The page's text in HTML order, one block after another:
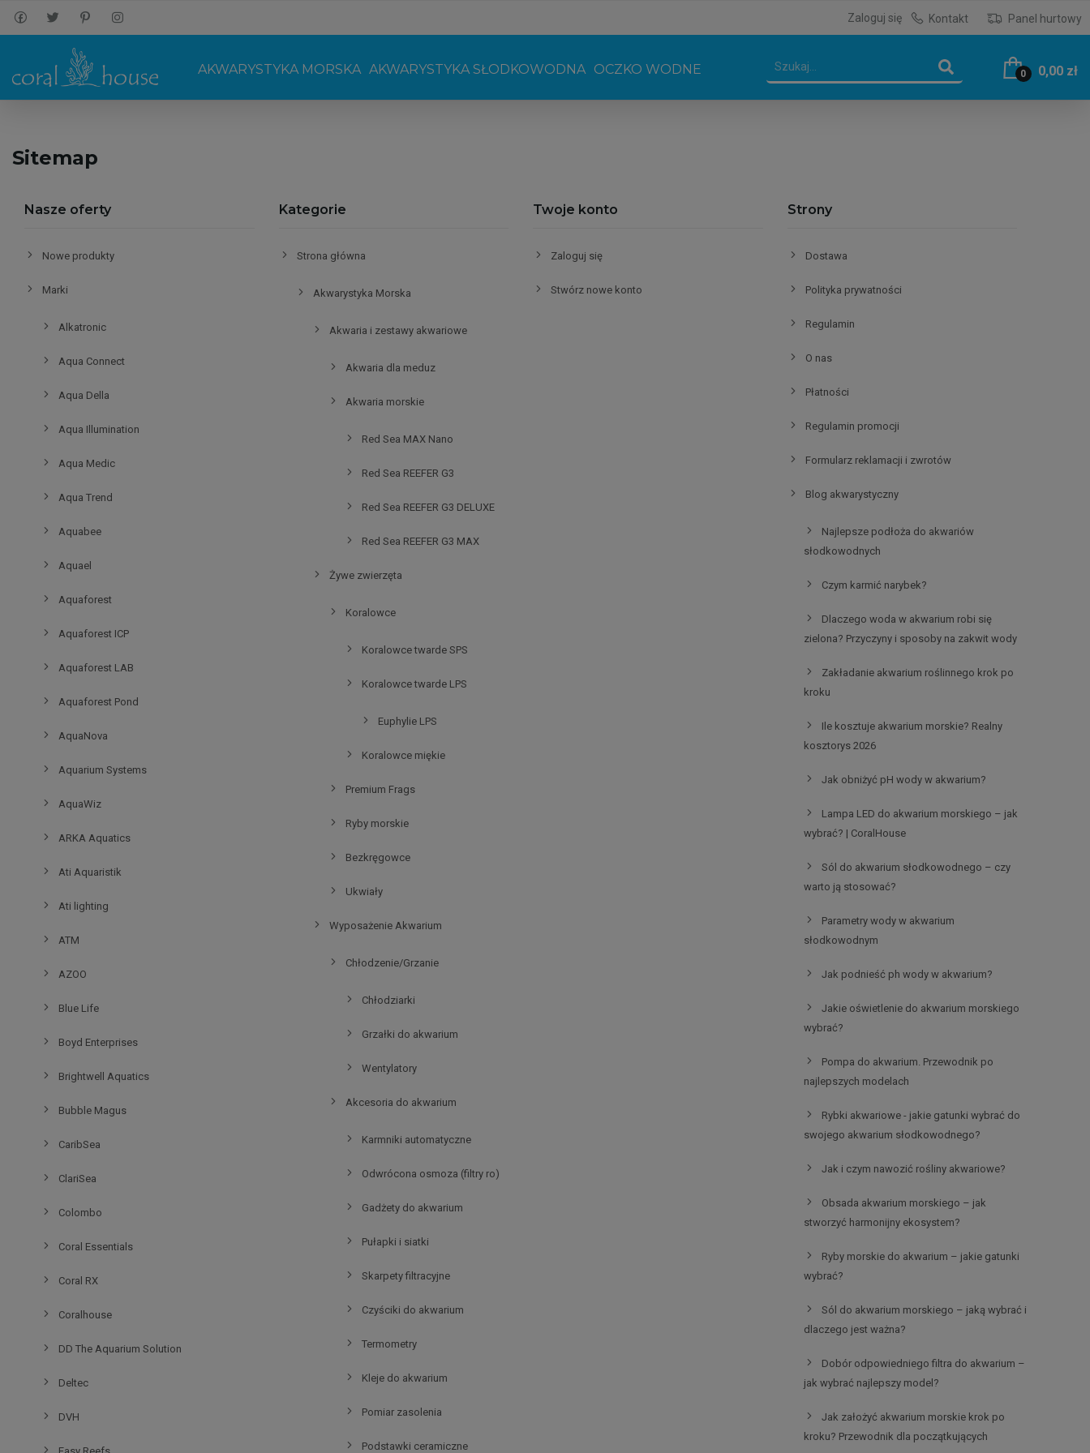
Zaloguj się Kontakt Panel hurtowy
AKWARYSTYKA MORSKA AKWARYSTYKA SŁODKOWODNA OCZKO WODNE 0 0,00 zł
Sitemap
Nasze oferty
Nowe produkty
Marki
Alkatronic
Aqua Connect
Aqua Della
Aqua Illumination
Aqua Medic
Aqua Trend
Aquabee
Aquael
Aquaforest
Aquaforest ICP
Aquaforest LAB
Aquaforest Pond
AquaNova
Aquarium Systems
AquaWiz
ARKA Aquatics
Ati Aquaristik
Ati lighting
ATM
AZOO
Blue Life
Boyd Enterprises
Brightwell Aquatics
Bubble Magus
CaribSea
ClariSea
Colombo
Coral Essentials
Coral RX
Coralhouse
DD The Aquarium Solution
Deltec
DVH
Kategorie
Strona główna
Akwarystyka Morska
Akwaria i zestawy akwariowe
Akwaria dla meduz
Akwaria morskie
Red Sea MAX Nano
Red Sea REEFER G3
Red Sea REEFER G3 DELUXE
Red Sea REEFER G3 MAX
Żywe zwierzęta
Koralowce
Koralowce twarde SPS
Koralowce twarde LPS
Euphylie LPS
Koralowce miękie
Premium Frags
Ryby morskie
Bezkręgowce
Ukwiały
Wyposażenie Akwarium
Chłodzenie/Grzanie
Chłodziarki
Grzałki do akwarium
Wentylatory
Akcesoria do akwarium
Karmniki automatyczne
Odwrócona osmoza (filtry ro)
Gadżety do akwarium
Pułapki i siatki
Skarpety filtracyjne
Czyściki do akwarium
Termometry
Kleje do akwarium
Pomiar zasolenia
Podstawki ceramiczne
Twoje konto
Zaloguj się
Stwórz nowe konto
Strony
Dostawa
Polityka prywatności
Regulamin
O nas
Płatności
Regulamin promocji
Formularz reklamacji i zwrotów
Blog akwarystyczny
Najlepsze podłoża do akwariów
słodkowodnych
Czym karmić narybek?
Dlaczego woda w akwarium robi się
zielona? Przyczyny i sposoby na zakwit wody
Zakładanie akwarium roślinnego krok po
kroku
Ile kosztuje akwarium morskie? Realny
kosztorys 2026
Jak obniżyć pH wody w akwarium?
Lampa LED do akwarium morskiego – jak
wybrać? | CoralHouse
Sól do akwarium słodkowodnego – czy
warto ją stosować?
Parametry wody w akwarium
słodkowodnym
Jak podnieść ph wody w akwarium?
Jakie oświetlenie do akwarium morskiego
wybrać?
Pompa do akwarium. Przewodnik po
najlepszych modelach
Rybki akwariowe - jakie gatunki wybrać do
swojego akwarium słodkowodnego?
Jak i czym nawozić rośliny akwariowe?
Obsada akwarium morskiego – jak
stworzyć harmonijny ekosystem?
Ryby morskie do akwarium – jakie gatunki
wybrać?
Sól do akwarium morskiego – jaką wybrać i
dlaczego jest ważna?
Dobór odpowiedniego filtra do akwarium –
jak wybrać najlepszy model?
Jak założyć akwarium morskie krok po
kroku? Przewodnik dla początkujących